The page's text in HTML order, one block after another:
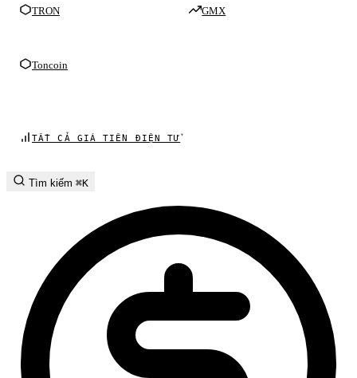
TRON
Toncoin
GMX
TẤT CẢ GIÁ TIỀN ĐIỆN TỬ
Tìm kiếm ⌘K